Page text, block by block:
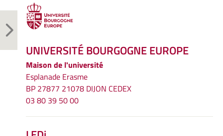
UNIVERSITÉ BOURGOGNE EUROPE
Maison de l'université
Esplanade Erasme
BP 27877 21078 DIJON CEDEX
03 80 39 50 00